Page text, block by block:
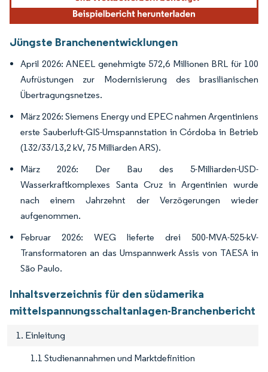
Jüngste Branchenentwicklungen
April 2026: ANEEL genehmigte 572,6 Millionen BRL für 100
Aufrüstungen zur Modernisierung des brasilianischen
Übertragungsnetzes.
März 2026: Siemens Energy und EPEC nahmen Argentiniens
erste Sauberluft-GIS-Umspannstation in Córdoba in Betrieb
(132/33/13,2 kV, 75 Milliarden ARS).
März 2026: Der Bau des 5-Milliarden-USD-
Wasserkraftkomplexes Santa Cruz in Argentinien wurde
nach einem Jahrzehnt der Verzögerungen wieder
aufgenommen.
Februar 2026: WEG lieferte drei 500-MVA-525-kV-
Transformatoren an das Umspannwerk Assis von TAESA in
São Paulo.
Inhaltsverzeichnis für den südamerika
mittelspannungsschaltanlagen-Branchenbericht
1. Einleitung
1.1 Studienannahmen und Marktdefinition